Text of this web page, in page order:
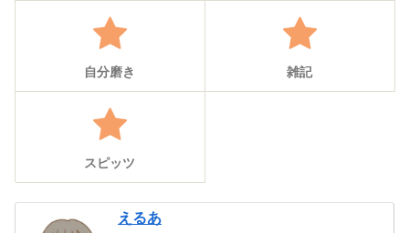
自分磨き 雑記
スピッツ
えるあ